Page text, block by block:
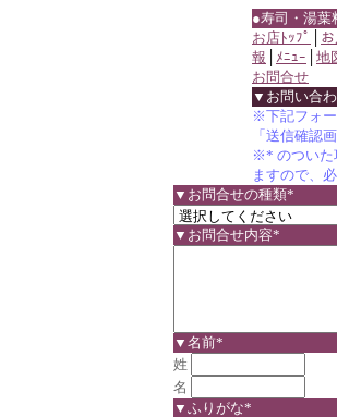
●寿司・湯
お店ﾄｯﾌﾟ
報
ﾒﾆｭｰ
地
お問合せ
▼お問い合
※下記フォ
「送信確認
※* のついた
ますので、
▼お問合せの種類*
▼お問合せ内容*
▼名前*
姓
名
▼ふりがな*